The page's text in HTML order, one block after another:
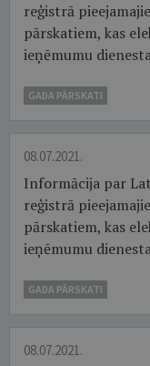
reģistrā
pārskatiem, kas
ieņēmumu
GADA PĀRSKATI
08.07.2021.
Informācija par
reģistrā
pārskatiem, kas
ieņēmumu
GADA PĀRSKATI
08.07.2021.